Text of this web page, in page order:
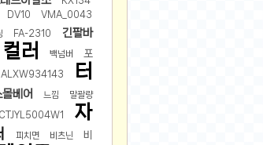
DV10 VMA_0043
FA-2310
긴팔바
컬러 백넘버
포
ALXW934143
터
몰베어 느낌 말괄량
자
피치면 비츠닌
비